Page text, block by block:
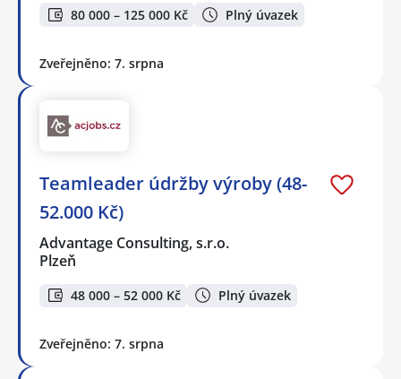
80 000 – 125 000 Kč Plný úvazek
Zveřejněno: 7. srpna
Teamleader údržby výroby (48-
52.000 Kč)
Advantage Consulting, s.r.o.
Plzeň
48 000 – 52 000 Kč Plný úvazek
Zveřejněno: 7. srpna